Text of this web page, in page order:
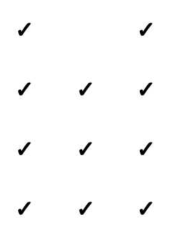
✓ ✓
✓ ✓ ✓
✓ ✓ ✓
✓ ✓ ✓